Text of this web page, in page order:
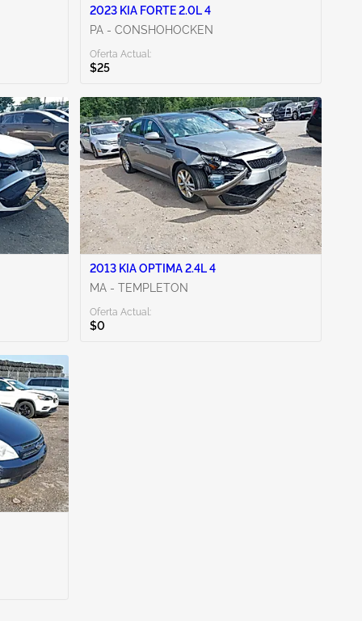
2023 KIA FORTE 2.0L 4
PA - CONSHOHOCKEN
Oferta Actual:
$25
2013 KIA OPTIMA 2.4L 4
MA - TEMPLETON
Oferta Actual:
$0